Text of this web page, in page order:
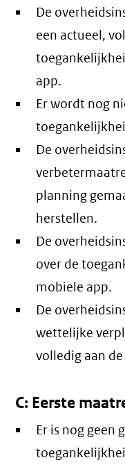
De
een actueel,
app.
Er wordt nog
De
planning
herstellen.
De
over de
mobiele app.
De
wettelijke
volledig aan
C: Eerste
Er is nog geen